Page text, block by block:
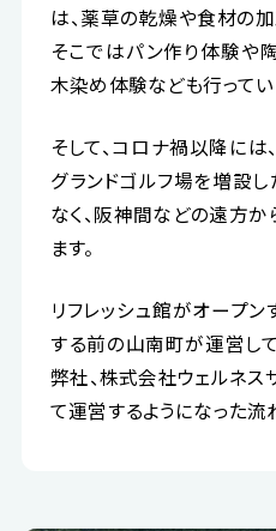
は、薬草の乾燥や食材の
そこではパン作り体験や
木染め体験なども行ってい
そして、コロナ禍以降に
グランドゴルフ場を増設
なく、阪神間などの遠方
ます。
リフレッシュ館がオープ
する前の山南町が運営し
弊社、株式会社ウェルネ
て運営するようになった流